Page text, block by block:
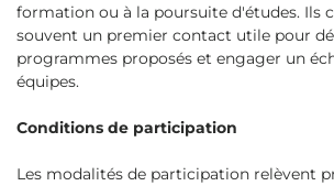
formation ou à la poursuite d'études. Ils
souvent un premier contact utile pour
programmes proposés et engager un
équipes.
Conditions de participation
Les modalités de participation relèvent